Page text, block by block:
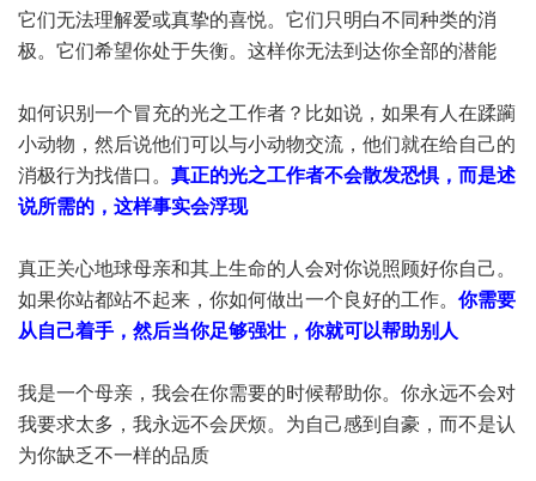
它们无法理解爱或真挚的喜悦。它们只明白不同种类的消
极。它们希望你处于失衡。这样你无法到达你全部的潜能
如何识别一个冒充的光之工作者？比如说，如果有人在蹂躏
小动物，然后说他们可以与小动物交流，他们就在给自己的
消极行为找借口。 真正的光之工作者不会散发恐惧，而是述
说所需的，这样事实会浮现
真正关心地球母亲和其上生命的人会对你说照顾好你自己。
如果你站都站不起来，你如何做出一个良好的工作。 你需要
从自己着手，然后当你足够强壮，你就可以帮助别人
我是一个母亲，我会在你需要的时候帮助你。你永远不会对
我要求太多，我永远不会厌烦。为自己感到自豪，而不是认
为你缺乏不一样的品质